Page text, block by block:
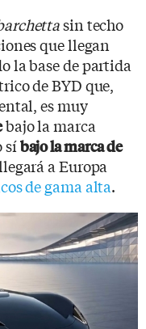
sin techo
que llegan
la base de partida
de BYD que,
es muy
bajo la marca
síbajo la marca de
a Europa
de gama alta.